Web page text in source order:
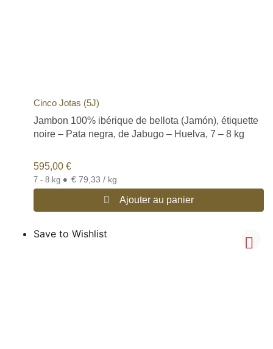
Cinco Jotas (5J)
Jambon 100% ibérique de bellota (Jamón), étiquette
noire – Pata negra, de Jabugo – Huelva, 7 – 8 kg
595,00 €
7 - 8 kg • € 79,33 / kg
Ajouter au panier
Save to Wishlist